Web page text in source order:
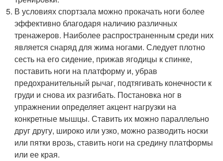
В условиях спортзала можно прокачать ноги более
эффективно благодаря наличию различных
тренажеров. Наиболее распространенным среди них
является снаряд для жима ногами. Следует плотно
сесть на его сидение, прижав ягодицы к спинке,
поставить ноги на платформу и, убрав
предохранительный рычаг, подтягивать конечности к
груди и снова их разгибать. Постановка ног в
упражнении определяет акцент нагрузки на
конкретные мышцы. Ставить их можно параллельно
друг другу, широко или узко, можно разводить носки
или пятки врозь, ставить ноги на средину платформы
или ее края.